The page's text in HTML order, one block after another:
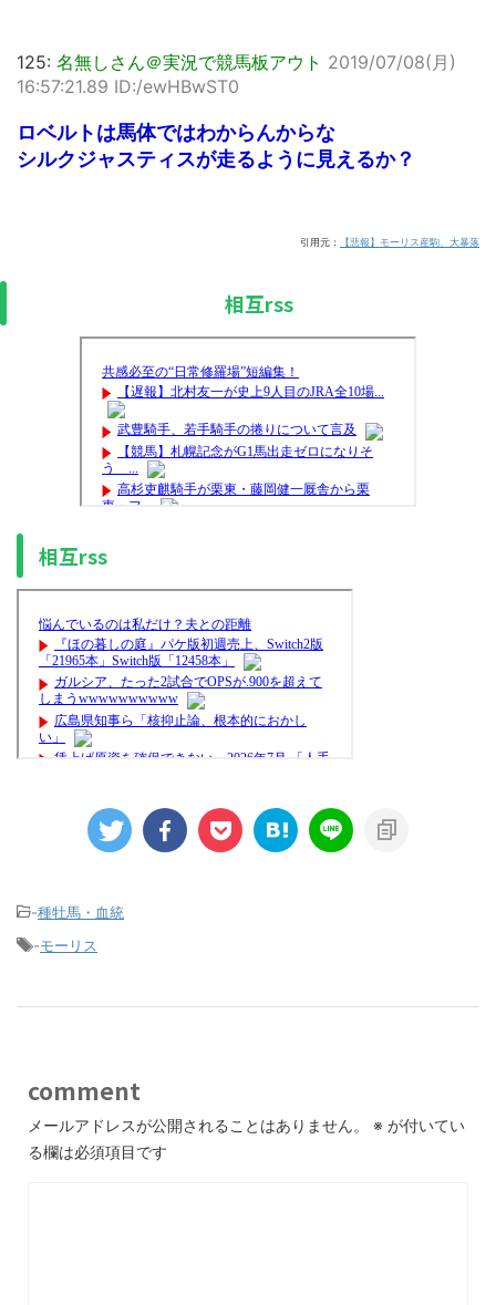
125: 名無しさん＠実況で競馬板アウト 2019/07/08(月)
16:57:21.89 ID:/ewHBwST0
ロベルトは馬体ではわからんからな
シルクジャスティスが走るように見えるか？
引用元： 【悲報】モーリス産駒、大暴落
相互rss
相互rss
-種牡馬・血統
-モーリス
comment
メールアドレスが公開されることはありません。 ※ が付いてい
る欄は必須項目です